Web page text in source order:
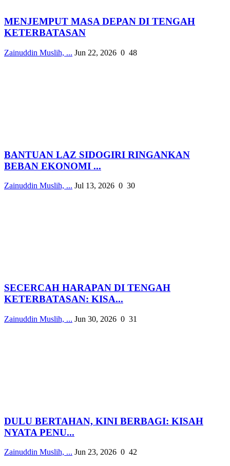
MENJEMPUT MASA DEPAN DI TENGAH
KETERBATASAN
Zainuddin Muslih, ... Jun 22, 2026 0 48
BANTUAN LAZ SIDOGIRI RINGANKAN
BEBAN EKONOMI ...
Zainuddin Muslih, ... Jul 13, 2026 0 30
SECERCAH HARAPAN DI TENGAH
KETERBATASAN: KISA...
Zainuddin Muslih, ... Jun 30, 2026 0 31
DULU BERTAHAN, KINI BERBAGI: KISAH
NYATA PENU...
Zainuddin Muslih, ... Jun 23, 2026 0 42